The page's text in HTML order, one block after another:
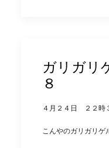
ガリガリ
８
４月２４日 ２２時
こんやのガリガリゲ